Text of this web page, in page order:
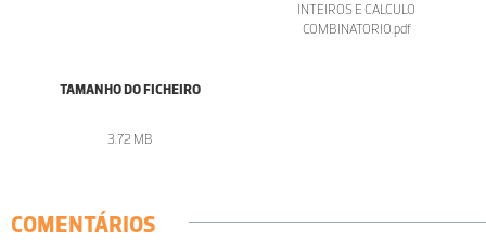
INTEIROS E CALCULO
COMBINATORIO.pdf
TAMANHO DO FICHEIRO
3.72 MB
COMENTÁRIOS